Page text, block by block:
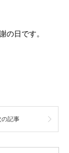
日です。
の記事